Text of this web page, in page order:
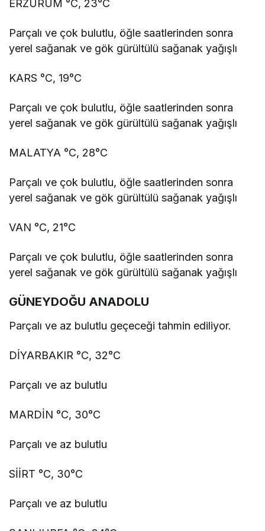
ERZURUM °C, 23°C
Parçalı ve çok bulutlu, öğle saatlerinden sonra
yerel sağanak ve gök gürültülü sağanak yağışlı
KARS °C, 19°C
Parçalı ve çok bulutlu, öğle saatlerinden sonra
yerel sağanak ve gök gürültülü sağanak yağışlı
MALATYA °C, 28°C
Parçalı ve çok bulutlu, öğle saatlerinden sonra
yerel sağanak ve gök gürültülü sağanak yağışlı
VAN °C, 21°C
Parçalı ve çok bulutlu, öğle saatlerinden sonra
yerel sağanak ve gök gürültülü sağanak yağışlı
GÜNEYDOĞU ANADOLU
Parçalı ve az bulutlu geçeceği tahmin ediliyor.
DİYARBAKIR °C, 32°C
Parçalı ve az bulutlu
MARDİN °C, 30°C
Parçalı ve az bulutlu
SİİRT °C, 30°C
Parçalı ve az bulutlu